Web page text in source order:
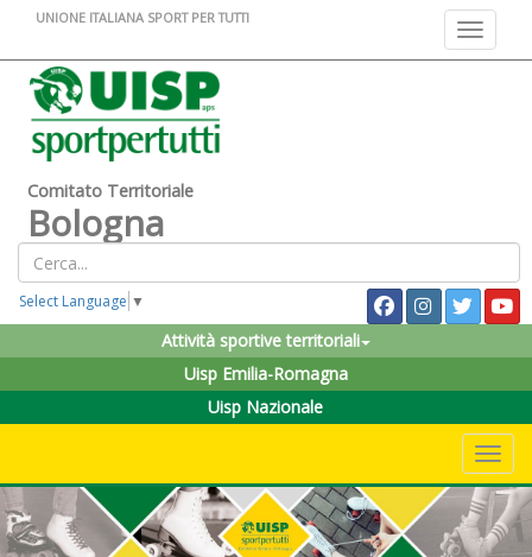
Toggle
UNIONE ITALIANA SPORT PER TUTTI
Comitato Territoriale
Bologna
Select Language ▼
Attività sportive territoriali
Uisp Emilia-Romagna
Uisp Nazionale